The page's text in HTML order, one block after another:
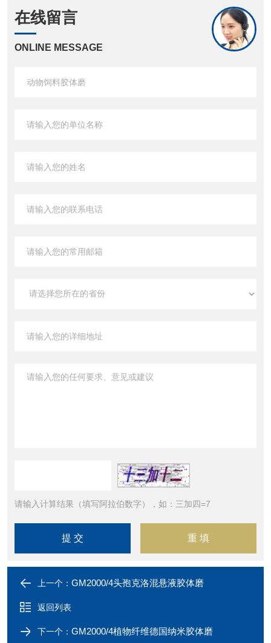
在线留言
ONLINE MESSAGE
请输入计算结果（填写阿拉伯数字），如：三加四=7
上一个： GM2000/4头孢克洛混悬液胶体磨
返回列表
下一个： GM2000/4植物纤维德国纳米胶体磨